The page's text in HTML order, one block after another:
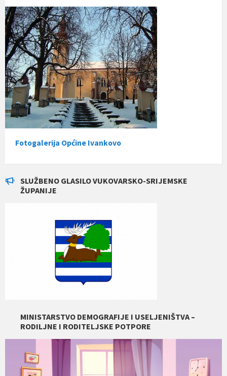
Fotogalerija Općine Ivankovo
SLUŽBENO GLASILO VUKOVARSKO-SRIJEMSKE
ŽUPANIJE
MINISTARSTVO DEMOGRAFIJE I USELJENIŠTVA –
RODILJNE I RODITELJSKE POTPORE